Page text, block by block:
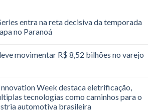
entra na reta decisiva da temporada
no Paranoá
movimentar R$ 8,52 bilhões no varejo
Week destaca eletrificação,
tecnologias como caminhos para o
automotiva brasileira